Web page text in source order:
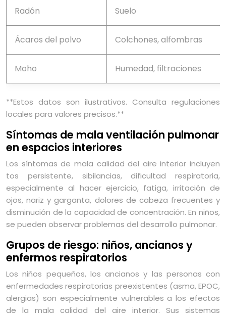
Radón Suelo
Ácaros del polvo Colchones, alfombras
Moho Humedad, filtraciones
**Estos datos son ilustrativos. Consulta regulaciones
locales para valores precisos.**
Síntomas de mala ventilación pulmonar
en espacios interiores
Los síntomas de mala calidad del aire interior incluyen
tos persistente, sibilancias, dificultad respiratoria,
especialmente al hacer ejercicio, fatiga, irritación de
ojos, nariz y garganta, dolores de cabeza frecuentes y
disminución de la capacidad de concentración. En niños,
se pueden observar problemas del desarrollo pulmonar.
Grupos de riesgo: niños, ancianos y
enfermos respiratorios
Los niños pequeños, los ancianos y las personas con
enfermedades respiratorias preexistentes (asma, EPOC,
alergias) son especialmente vulnerables a los efectos
de la mala calidad del aire interior. Sus sistemas